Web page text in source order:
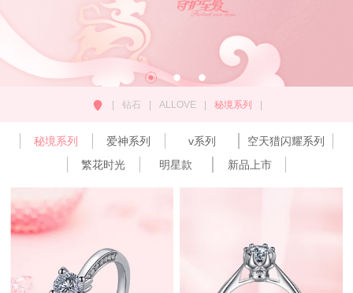
| 钻石 | ALLOVE | 秘境系列 |
秘境系列 爱神系列 v系列
空天猎闪耀系列
繁花时光
明星款 新品上市